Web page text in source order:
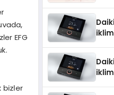
EFG
bizler